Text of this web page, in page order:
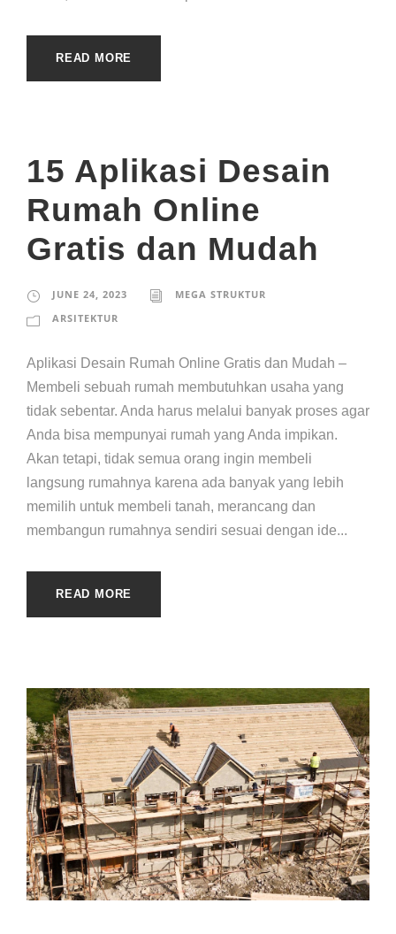
READ MORE
15 Aplikasi Desain
Rumah Online
Gratis dan Mudah
JUNE 24, 2023
MEGA STRUKTUR
ARSITEKTUR
Aplikasi Desain Rumah Online Gratis dan Mudah –
Membeli sebuah rumah membutuhkan usaha yang
tidak sebentar. Anda harus melalui banyak proses agar
Anda bisa mempunyai rumah yang Anda impikan.
Akan tetapi, tidak semua orang ingin membeli
langsung rumahnya karena ada banyak yang lebih
memilih untuk membeli tanah, merancang dan
membangun rumahnya sendiri sesuai dengan ide...
READ MORE